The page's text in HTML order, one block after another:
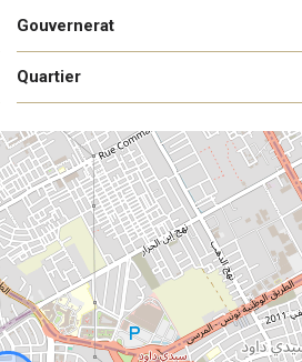
Gouvernerat
Quartier